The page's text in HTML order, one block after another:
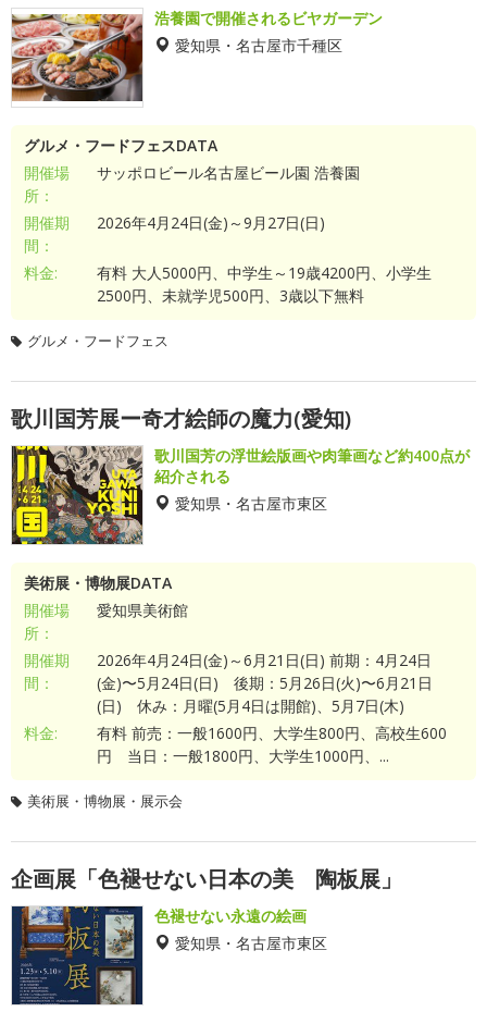
浩養園で開催されるビヤガーデン
愛知県・名古屋市千種区
グルメ・フードフェスDATA
開催場
所：
サッポロビール名古屋ビール園 浩養園
開催期
間：
2026年4月24日(金)～9月27日(日)
料金:
有料 大人5000円、中学生～19歳4200円、小学生
2500円、未就学児500円、3歳以下無料
グルメ・フードフェス
歌川国芳展ー奇才絵師の魔力(愛知)
歌川国芳の浮世絵版画や肉筆画など約400点が
紹介される
愛知県・名古屋市東区
美術展・博物展DATA
開催場
所：
愛知県美術館
開催期
間：
2026年4月24日(金)～6月21日(日) 前期：4月24日
(金)〜5月24日(日) 後期：5月26日(火)〜6月21日
(日) 休み：月曜(5月4日は開館)、5月7日(木)
料金:
有料 前売：一般1600円、大学生800円、高校生600
円 当日：一般1800円、大学生1000円、...
美術展・博物展・展示会
企画展「色褪せない日本の美 陶板展」
色褪せない永遠の絵画
愛知県・名古屋市東区